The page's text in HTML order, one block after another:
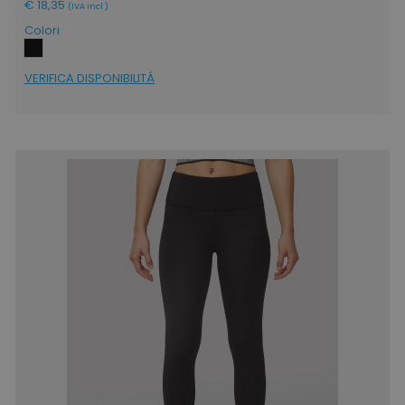
€ 18,35 (IVA incl.)
Colori
VERIFICA DISPONIBILITÁ
private_content_version
mage-cache-storage